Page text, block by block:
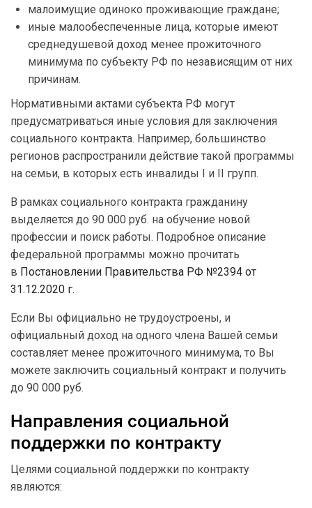
малоимущие одиноко проживающие граждане;
иные малообеспеченные лица, которые имеют
среднедушевой доход менее прожиточного
минимума по субъекту РФ по независящим от них
причинам.
Нормативными актами субъекта РФ могут
предусматриваться иные условия для заключения
социального контракта. Например, большинство
регионов распространили действие такой программы
на семьи, в которых есть инвалиды I и II групп.
В рамках социального контракта гражданину
выделяется до 90 000 руб. на обучение новой
профессии и поиск работы. Подробное описание
федеральной программы можно прочитать
в Постановлении Правительства РФ №2394 от
31.12.2020 г.
Если Вы официально не трудоустроены, и
официальный доход на одного члена Вашей семьи
составляет менее прожиточного минимума, то Вы
можете заключить социальный контракт и получить
до 90 000 руб.
Направления социальной
поддержки по контракту
Целями социальной поддержки по контракту
являются: